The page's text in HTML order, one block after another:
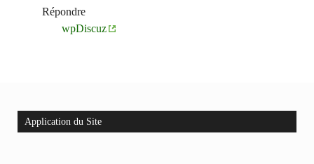
Répondre
wpDiscuz
Application du Site